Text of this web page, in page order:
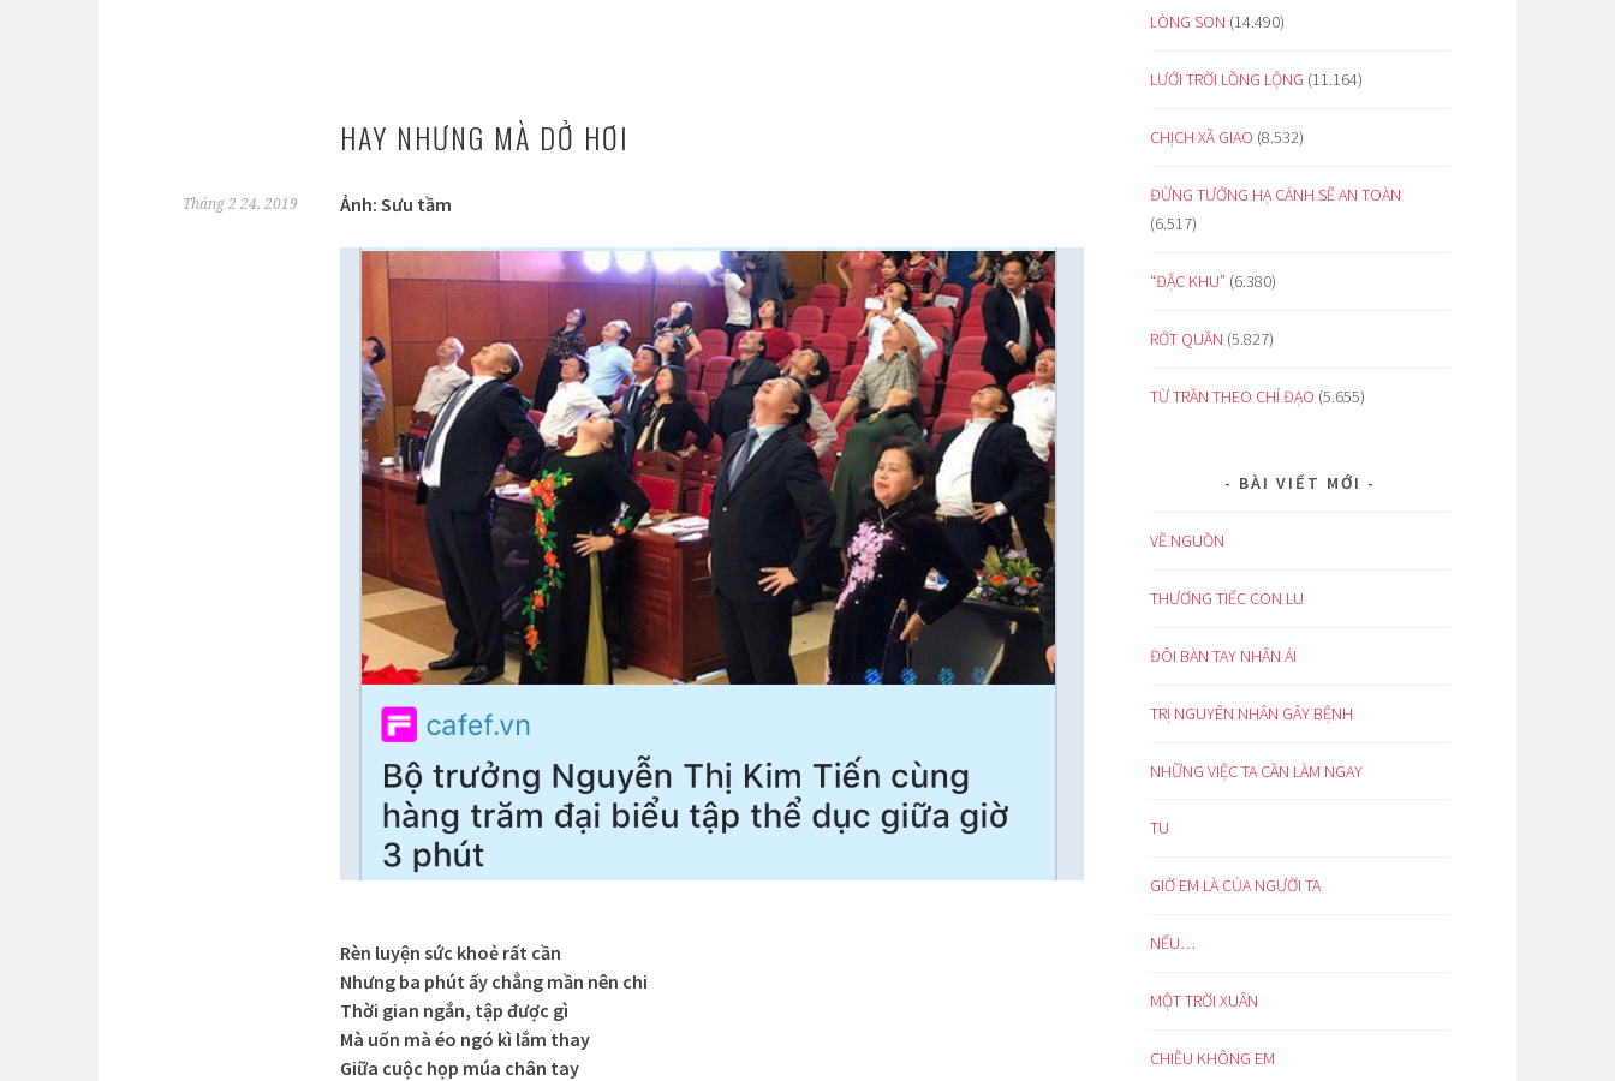
HAY NHƯNG MÀ DỞ HƠI
Tháng 2 24, 2019 Ảnh: Sưu tầm
Rèn luyện sức khoẻ rất cần
Nhưng ba phút ấy chẳng mần nên chi
Thời gian ngắn, tập được gì
Mà uốn mà éo ngó kì lắm thay
Giữa cuộc họp múa chân tay
LÒNG SON (14.490)
LƯỚI TRỜI LỒNG LỘNG (11.164)
CHỊCH XÃ GIAO (8.532)
ĐỪNG TƯỞNG HẠ CÁNH SẼ AN TOÀN
(6.517)
“ĐẶC KHU” (6.380)
RỚT QUẦN (5.827)
TỪ TRẦN THEO CHỈ ĐẠO (5.655)
BÀI VIẾT MỚI
VỀ NGUỒN
THƯƠNG TIẾC CON LU
ĐÔI BÀN TAY NHÂN ÁI
TRỊ NGUYÊN NHÂN GÂY BỆNH
NHỮNG VIỆC TA CẦN LÀM NGAY
TU
GIỜ EM LÀ CỦA NGƯỜI TA
NẾU…
MỘT TRỜI XUÂN
CHIỀU KHÔNG EM